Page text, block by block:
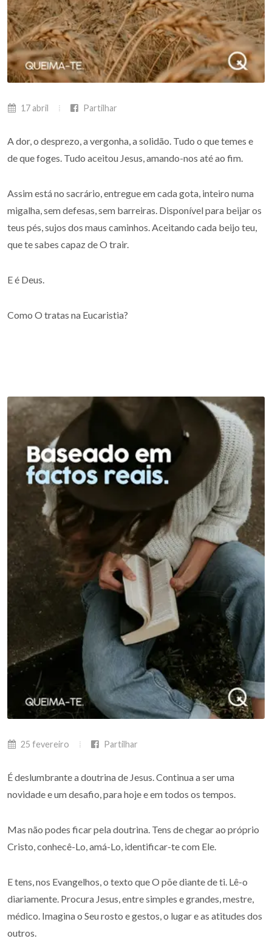
17 abril Partilhar
A dor, o desprezo, a vergonha, a solidão. Tudo o que temes e
de que foges. Tudo aceitou Jesus, amando-nos até ao fim.
Assim está no sacrário, entregue em cada gota, inteiro numa
migalha, sem defesas, sem barreiras. Disponível para beijar os
teus pés, sujos dos maus caminhos. Aceitando cada beijo teu,
que te sabes capaz de O trair.
E é Deus.
Como O tratas na Eucaristia?
25 fevereiro Partilhar
É deslumbrante a doutrina de Jesus. Continua a ser uma
novidade e um desafio, para hoje e em todos os tempos.
Mas não podes ficar pela doutrina. Tens de chegar ao próprio
Cristo, conhecê-Lo, amá-Lo, identificar-te com Ele.
E tens, nos Evangelhos, o texto que O põe diante de ti. Lê-o
diariamente. Procura Jesus, entre simples e grandes, mestre,
médico. Imagina o Seu rosto e gestos, o lugar e as atitudes dos
outros.